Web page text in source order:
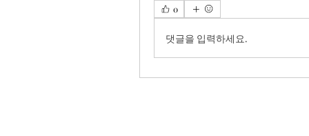
0
댓글을 입력하세요.